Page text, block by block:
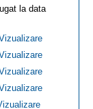
la data